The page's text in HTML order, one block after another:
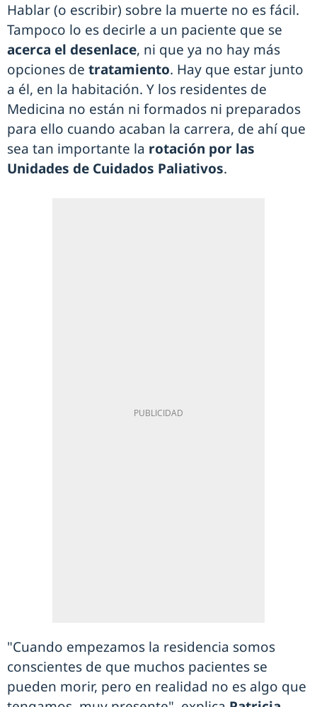
Hablar (o escribir) sobre la muerte no es fácil.
Tampoco lo es decirle a un paciente que se
acerca el desenlace, ni que ya no hay más
opciones de tratamiento. Hay que estar junto
a él, en la habitación. Y los residentes de
Medicina no están ni formados ni preparados
para ello cuando acaban la carrera, de ahí que
sea tan importante la rotación por las
Unidades de Cuidados Paliativos.
"Cuando empezamos la residencia somos
conscientes de que muchos pacientes se
pueden morir, pero en realidad no es algo que